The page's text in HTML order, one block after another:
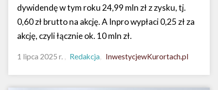
dywidendę w tym roku 24,99 mln zł z zysku, tj.
0,60 zł brutto na akcję. A Inpro wypłaci 0,25 zł za
akcję, czyli łącznie ok. 10 mln zł.
1 lipca 2025 r. Redakcja InwestycjewKurortach.pl